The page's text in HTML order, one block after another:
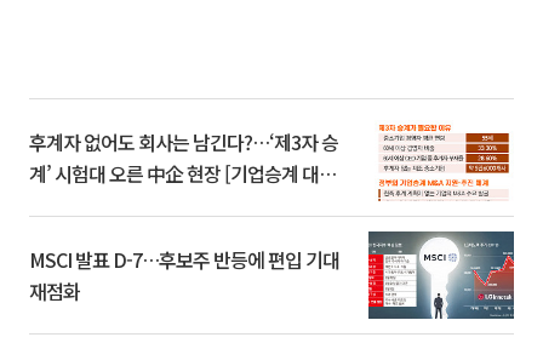
후계자 없어도 회사는 남긴다?…‘제3자 승
계’ 시험대 오른 中企 현장 [기업승계 대전
MSCI 발표 D-7…후보주 반등에 편입 기대
재점화